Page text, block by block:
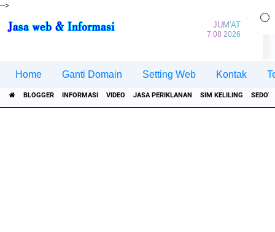
-->
JUM'AT
7 08 2026
Home Ganti Domain Setting Web Kontak
BLOGGER INFORMASI VIDEO JASA PERIKLANAN SIM KELILING SEDOT